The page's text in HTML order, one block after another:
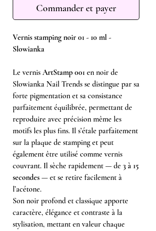
Commander et payer
Vernis stamping noir 01 - 10 ml -
Slowianka
Le vernis ArtStamp 001 en noir de
Slowianka Nail Trends se distingue par sa
forte pigmentation et sa consistance
parfaitement équilibrée, permettant de
reproduire avec précision même les
motifs les plus fins. Il s’étale parfaitement
sur la plaque de stamping et peut
également être utilisé comme vernis
couvrant. Il sèche rapidement — de 3 à 15
secondes — et se retire facilement à
l’acétone.
Son noir profond et classique apporte
caractère, élégance et contraste à la
stylisation, mettant en valeur chaque